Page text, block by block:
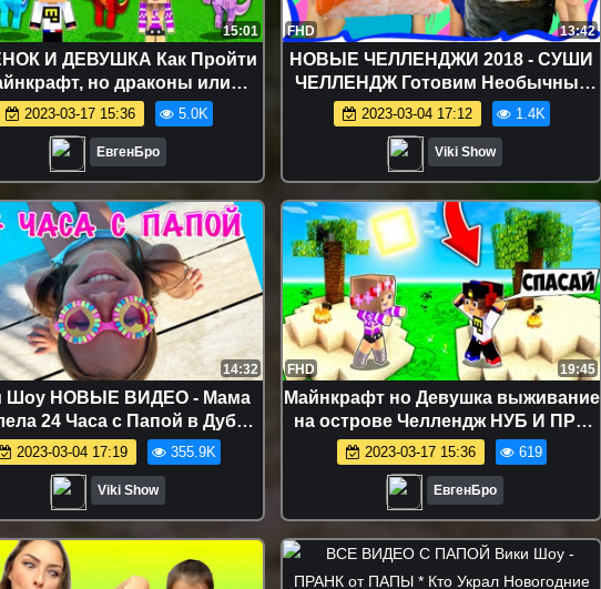
15:01
И ДЕВУШКА Как Пройти
но драконы или
! НУБА И ПРО ВИДЕО
MINECRAFT
2023-03-17 15:36 5.0K
ЕвгенБро
FHD 13:42
НОВЫЕ ЧЕЛЛЕНДЖИ 2018 - СУШИ
ЧЕЛЛЕНДЖ Готовим Необычные
РОЛЛЫ ФИЛАДЕЛЬФИЯ с
Шоколадом Лимоном и Килькой /
Вики Шоу
2023-03-04 17:12 1.4K
Viki Show
14:32
Шоу НОВЫЕ ВИДЕО - Мама
24 Часа с Папой в Дубаи
и Шопинг / Вики Шоу
2023-03-04 17:19 355.9K
Viki Show
FHD 19:45
Майнкрафт но Девушка выживание
на острове Челлендж НУБ И ПРО
ВИДЕО ТРОЛЛИНГ MINECRAFT
2023-03-17 15:36 619
ЕвгенБро